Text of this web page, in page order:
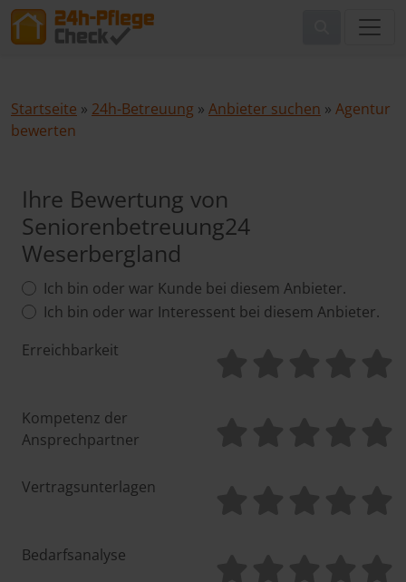
Startseite » 24h-Betreuung » Anbieter suchen » Agentur
bewerten
Ihre Bewertung von
Seniorenbetreuung24
Weserbergland
Ich bin oder war Kunde bei diesem Anbieter.
Ich bin oder war Interessent bei diesem Anbieter.
Erreichbarkeit
Kompetenz der
Ansprechpartner
Vertragsunterlagen
Bedarfsanalyse